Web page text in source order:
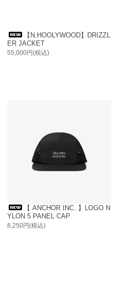
【N.HOOLYWOOD】DRIZZL
ER JACKET
55,000円(税込)
【 ANCHOR INC. 】LOGO N
YLON 5 PANEL CAP
8,250円(税込)